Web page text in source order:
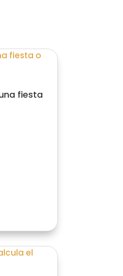
fiesta